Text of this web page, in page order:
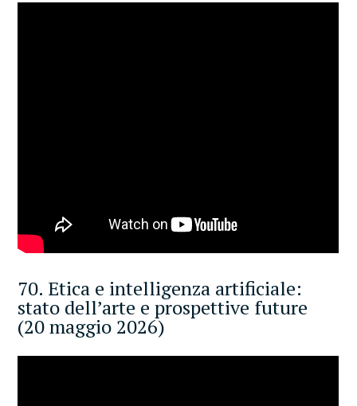
70. Etica e intelligenza artificiale:
stato dell’arte e prospettive future
(20 maggio 2026)